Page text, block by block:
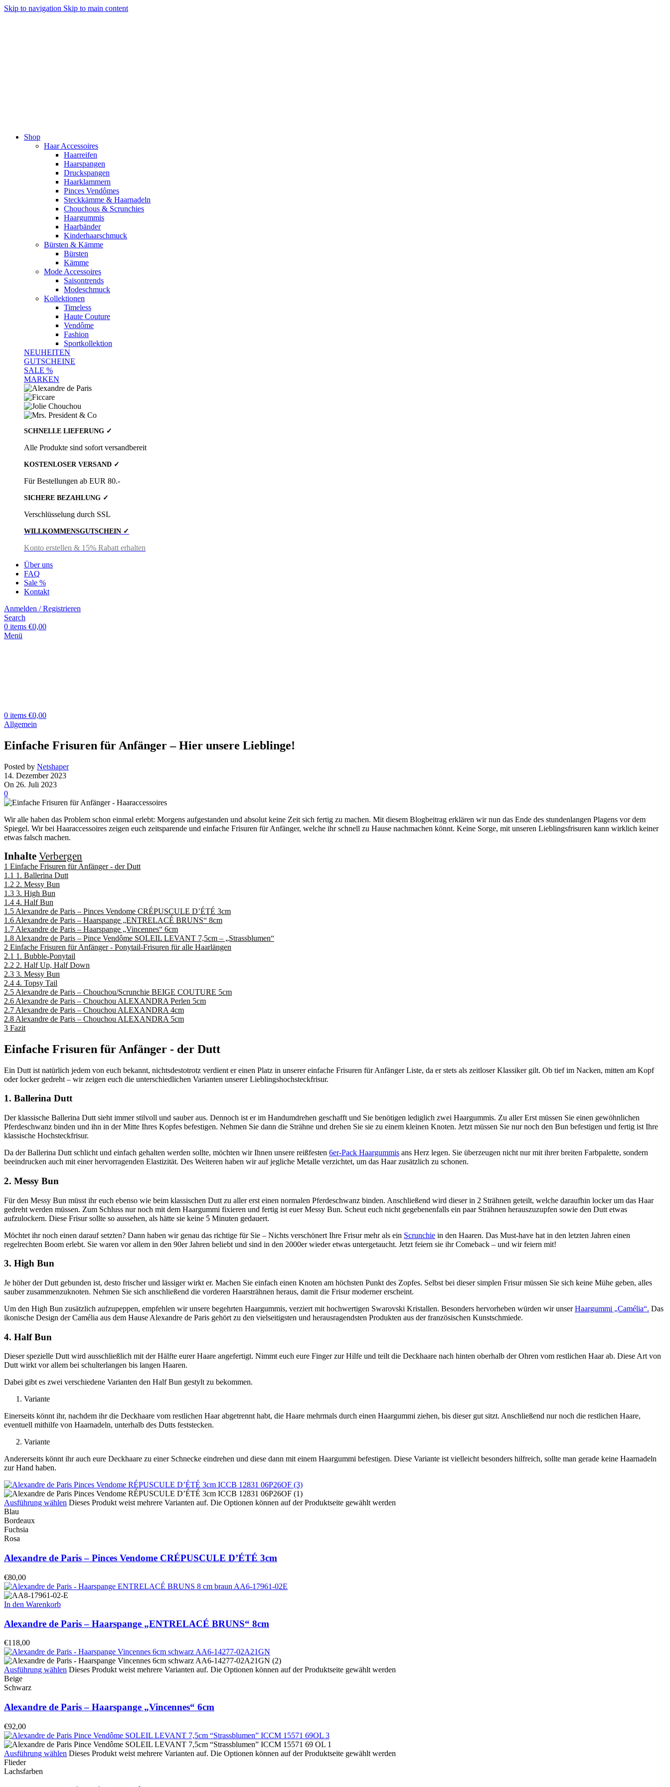
Skip to navigation Skip to main content
Shop
Haar Accessoires
Haarreifen
Haarspangen
Druckspangen
Haarklammern
Pinces Vendômes
Steckkämme & Haarnadeln
Chouchous & Scrunchies
Haargummis
Haarbänder
Kinderhaarschmuck
Bürsten & Kämme
Bürsten
Kämme
Mode Accessoires
Saisontrends
Modeschmuck
Kollektionen
Timeless
Haute Couture
Vendôme
Fashion
Sportkollektion
NEUHEITEN
GUTSCHEINE
SALE %
MARKEN
SCHNELLE LIEFERUNG ✓
Alle Produkte sind sofort versandbereit
KOSTENLOSER VERSAND ✓
Für Bestellungen ab EUR 80.-
SICHERE BEZAHLUNG ✓
Verschlüsselung durch SSL
WILLKOMMENSGUTSCHEIN ✓
Konto erstellen & 15% Rabatt erhalten
Über uns
FAQ
Sale %
Kontakt
Anmelden / Registrieren
Search
0 items €0,00
Menü
0 items €0,00
Allgemein
Einfache Frisuren für Anfänger – Hier unsere Lieblinge!
Posted by Netshaper
14. Dezember 2023
On 26. Juli 2023
0
Wir alle haben das Problem schon einmal erlebt: Morgens aufgestanden und absolut keine Zeit sich fertig zu machen. Mit diesem Blogbeitrag erklären wir nun das Ende des stundenlangen Plagens vor dem
Spiegel. Wir bei Haaraccessoires zeigen euch zeitsparende und einfache Frisuren für Anfänger, welche ihr schnell zu Hause nachmachen könnt. Keine Sorge, mit unseren Lieblingsfrisuren kann wirklich keiner
etwas falsch machen.
Inhalte Verbergen
1 Einfache Frisuren für Anfänger - der Dutt
1.1 1. Ballerina Dutt
1.2 2. Messy Bun
1.3 3. High Bun
1.4 4. Half Bun
1.5 Alexandre de Paris – Pinces Vendome CRÉPUSCULE D’ÉTÉ 3cm
1.6 Alexandre de Paris – Haarspange „ENTRELACÉ BRUNS“ 8cm
1.7 Alexandre de Paris – Haarspange „Vincennes“ 6cm
1.8 Alexandre de Paris – Pince Vendôme SOLEIL LEVANT 7,5cm – „Strassblumen“
2 Einfache Frisuren für Anfänger - Ponytail-Frisuren für alle Haarlängen
2.1 1. Bubble-Ponytail
2.2 2. Half Up, Half Down
2.3 3. Messy Bun
2.4 4. Topsy Tail
2.5 Alexandre de Paris – Chouchou/Scrunchie BEIGE COUTURE 5cm
2.6 Alexandre de Paris – Chouchou ALEXANDRA Perlen 5cm
2.7 Alexandre de Paris – Chouchou ALEXANDRA 4cm
2.8 Alexandre de Paris – Chouchou ALEXANDRA 5cm
3 Fazit
Einfache Frisuren für Anfänger - der Dutt
Ein Dutt ist natürlich jedem von euch bekannt, nichtsdestotrotz verdient er einen Platz in unserer einfache Frisuren für Anfänger Liste, da er stets als zeitloser Klassiker gilt. Ob tief im Nacken, mitten am Kopf
oder locker gedreht – wir zeigen euch die unterschiedlichen Varianten unserer Lieblingshochsteckfrisur.
1. Ballerina Dutt
Der klassische Ballerina Dutt sieht immer stilvoll und sauber aus. Dennoch ist er im Handumdrehen geschafft und Sie benötigen lediglich zwei Haargummis. Zu aller Erst müssen Sie einen gewöhnlichen
Pferdeschwanz binden und ihn in der Mitte Ihres Kopfes befestigen. Nehmen Sie dann die Strähne und drehen Sie sie zu einem kleinen Knoten. Jetzt müssen Sie nur noch den Bun befestigen und fertig ist Ihre
klassische Hochsteckfrisur.
Da der Ballerina Dutt schlicht und einfach gehalten werden sollte, möchten wir Ihnen unsere reißfesten 6er-Pack Haargummis ans Herz legen. Sie überzeugen nicht nur mit ihrer breiten Farbpalette, sondern
beeindrucken auch mit einer hervorragenden Elastizität. Des Weiteren haben wir auf jegliche Metalle verzichtet, um das Haar zusätzlich zu schonen.
2. Messy Bun
Für den Messy Bun müsst ihr euch ebenso wie beim klassischen Dutt zu aller erst einen normalen Pferdeschwanz binden. Anschließend wird dieser in 2 Strähnen geteilt, welche daraufhin locker um das Haar
gedreht werden müssen. Zum Schluss nur noch mit dem Haargummi fixieren und fertig ist euer Messy Bun. Scheut euch nicht gegebenenfalls ein paar Strähnen herauszuzupfen sowie den Dutt etwas
aufzulockern. Diese Frisur sollte so aussehen, als hätte sie keine 5 Minuten gedauert.
Möchtet ihr noch einen darauf setzten? Dann haben wir genau das richtige für Sie – Nichts verschönert Ihre Frisur mehr als ein Scrunchie in den Haaren. Das Must-have hat in den letzten Jahren einen
regelrechten Boom erlebt. Sie waren vor allem in den 90er Jahren beliebt und sind in den 2000er wieder etwas untergetaucht. Jetzt feiern sie ihr Comeback – und wir feiern mit!
3. High Bun
Je höher der Dutt gebunden ist, desto frischer und lässiger wirkt er. Machen Sie einfach einen Knoten am höchsten Punkt des Zopfes. Selbst bei dieser simplen Frisur müssen Sie sich keine Mühe geben, alles
sauber zusammenzuknoten. Nehmen Sie sich anschließend die vorderen Haarsträhnen heraus, damit die Frisur moderner erscheint.
Um den High Bun zusätzlich aufzupeppen, empfehlen wir unsere begehrten Haargummis, verziert mit hochwertigen Swarovski Kristallen. Besonders hervorheben würden wir unserHaargummi „Camélia“. Das
ikonische Design der Camélia aus dem Hause Alexandre de Paris gehört zu den vielseitigsten und herausragendsten Produkten aus der französischen Kunstschmiede.
4. Half Bun
Dieser spezielle Dutt wird ausschließlich mit der Hälfte eurer Haare angefertigt. Nimmt euch eure Finger zur Hilfe und teilt die Deckhaare nach hinten oberhalb der Ohren vom restlichen Haar ab. Diese Art von
Dutt wirkt vor allem bei schulterlangen bis langen Haaren.
Dabei gibt es zwei verschiedene Varianten den Half Bun gestylt zu bekommen.
Variante
Einerseits könnt ihr, nachdem ihr die Deckhaare vom restlichen Haar abgetrennt habt, die Haare mehrmals durch einen Haargummi ziehen, bis dieser gut sitzt. Anschließend nur noch die restlichen Haare,
eventuell mithilfe von Haarnadeln, unterhalb des Dutts feststecken.
Variante
Andererseits könnt ihr auch eure Deckhaare zu einer Schnecke eindrehen und diese dann mit einem Haargummi befestigen. Diese Variante ist vielleicht besonders hilfreich, sollte man gerade keine Haarnadeln
zur Hand haben.
Ausführung wählen Dieses Produkt weist mehrere Varianten auf. Die Optionen können auf der Produktseite gewählt werden
Blau
Bordeaux
Fuchsia
Rosa
Alexandre de Paris – Pinces Vendome CRÉPUSCULE D’ÉTÉ 3cm
€80,00
In den Warenkorb
Alexandre de Paris – Haarspange „ENTRELACÉ BRUNS“ 8cm
€118,00
Ausführung wählen Dieses Produkt weist mehrere Varianten auf. Die Optionen können auf der Produktseite gewählt werden
Beige
Schwarz
Alexandre de Paris – Haarspange „Vincennes“ 6cm
€92,00
Ausführung wählen Dieses Produkt weist mehrere Varianten auf. Die Optionen können auf der Produktseite gewählt werden
Flieder
Lachsfarben